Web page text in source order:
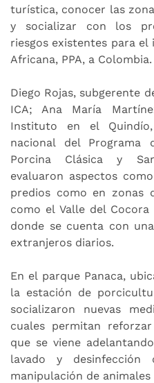
turística, conocer las
y socializar con los
riesgos existentes para el
Africana, PPA, a Colombia.
Diego Rojas, subgerente
ICA; Ana María
Instituto en el
nacional del Programa
Porcina Clásica y
evaluaron aspectos
predios como en
como el Valle del
donde se cuenta con
extranjeros diarios.
En el parque Panaca,
la estación de
socializaron nuevas
cuales permitan
que se viene
lavado y
manipulación de